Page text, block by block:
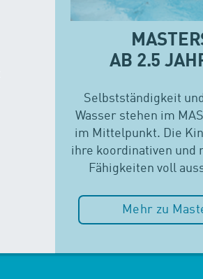
AB 2.5
Selbstständigkeit
Wasser stehen im
im Mittelpunkt. Die
ihre koordinativen und
Fähigkeiten voll
Mehr zu